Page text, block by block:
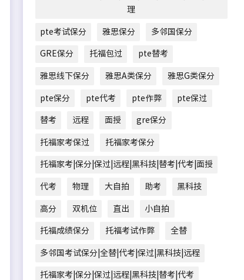
理
pte考试保分 雅思保分 多邻国保分
GRE保分 托福包过 pte替考
雅思线下保分 雅思A类保分 雅思G类保分
pte保分 pte代考 pte作弊 pte保过
替考 远程 面授 gre保分
托福家考保过 托福家考保分
托福家考|保分|保过|远程|黑科技|替考|代考|面授
代考 物理 大自拍 助考 黑科技
高分 双机位 直出 小自拍
托福成绩保分 托福考试作弊 全替
多邻国考试保分|全替|代考|保过|黑科技|远程
托福家考|保分|保过|远程|黑科技|替考|代考